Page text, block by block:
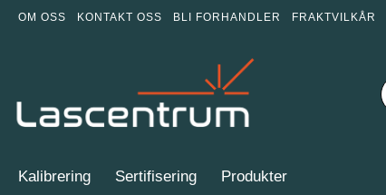
OM OSS KONTAKT OSS BLI FORHANDLER FRAKTVILKÅR
Kalibrering Sertifisering Produkter